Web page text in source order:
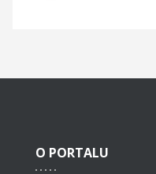
O PORTALU